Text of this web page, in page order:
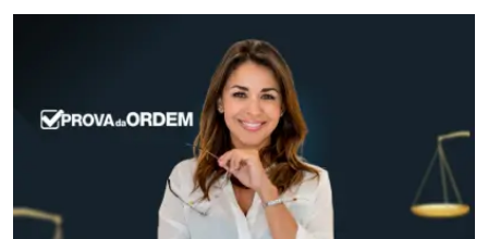
SIDEBAR
ORDEM
LINKS